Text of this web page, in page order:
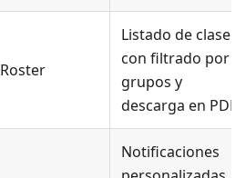
Roster
Listado de clase
con filtrado por
grupos y
descarga en PDF
Notificaciones